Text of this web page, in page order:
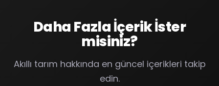
Daha Fazla İçerik İster
misiniz?
Akıllı tarım hakkında en güncel içerikleri takip
edin.